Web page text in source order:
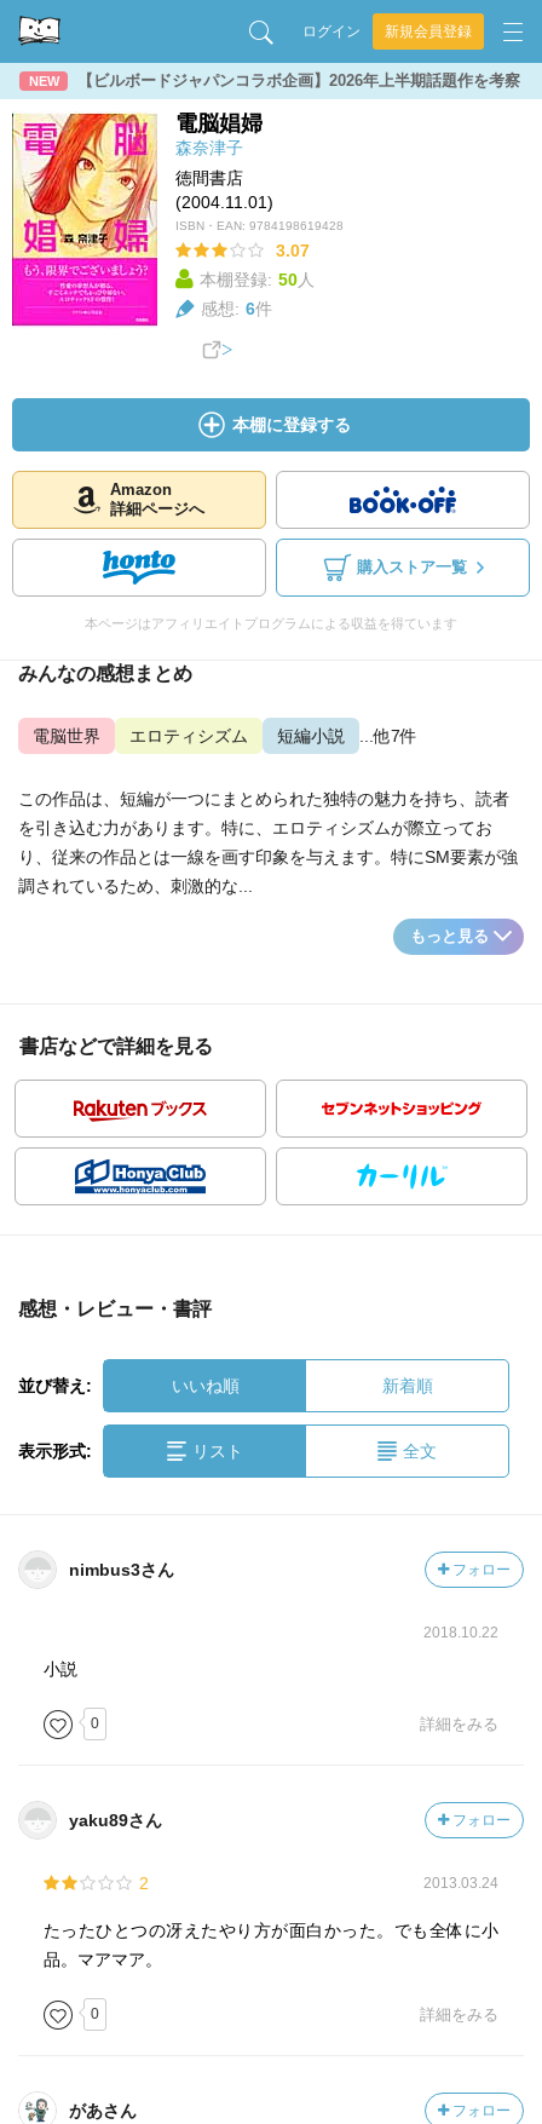
ログイン 新規会員登録
NEW 【ビルボードジャパンコラボ企画】2026年上半期話題作を考察
電脳娼婦
森奈津子
徳間書店
(2004.11.01)
ISBN・EAN: 9784198619428
3.07
本棚登録: 50人
感想: 6件
本棚に登録する
Amazon
詳細ページへ
購入ストア一覧
本ページはアフィリエイトプログラムによる収益を得ています
みんなの感想まとめ
電脳世界 エロティシズム 短編小説 ...他7件
この作品は、短編が一つにまとめられた独特の魅力を持ち、読者
を引き込む力があります。特に、エロティシズムが際立ってお
り、従来の作品とは一線を画す印象を与えます。特にSM要素が強
調されているため、刺激的な...
もっと見る
書店などで詳細を見る
感想・レビュー・書評
並び替え: いいね順 新着順
表示形式: リスト 全文
nimbus3さん フォロー
2018.10.22
小説
0 詳細をみる
yaku89さん フォロー
2 2013.03.24
たったひとつの冴えたやり方が面白かった。でも全体に小
品。マアマア。
0 詳細をみる
があさん フォロー